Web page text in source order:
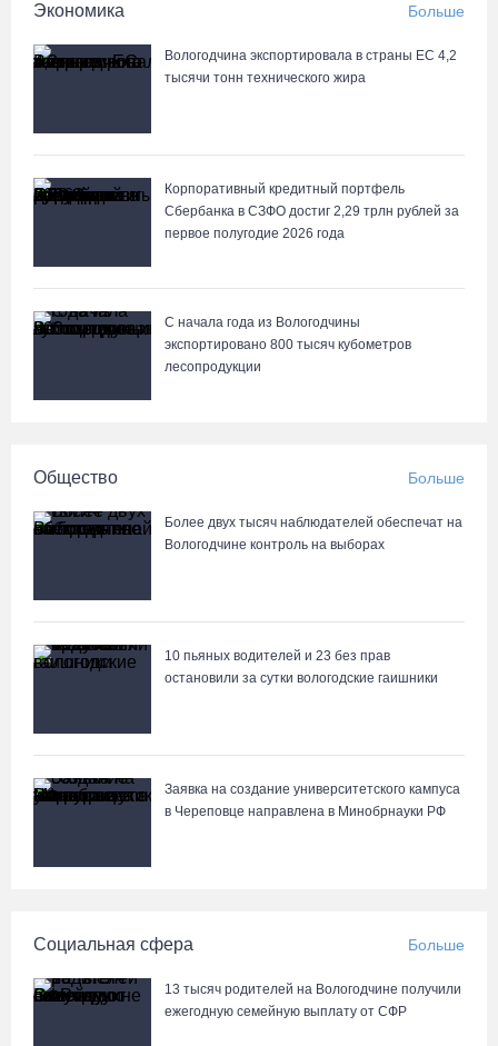
Экономика Больше
Вологодчина экспортировала в страны ЕС 4,2
тысячи тонн технического жира
Корпоративный кредитный портфель
Сбербанка в СЗФО достиг 2,29 трлн рублей за
первое полугодие 2026 года
С начала года из Вологодчины
экспортировано 800 тысяч кубометров
лесопродукции
Общество Больше
Более двух тысяч наблюдателей обеспечат на
Вологодчине контроль на выборах
10 пьяных водителей и 23 без прав
остановили за сутки вологодские гаишники
Заявка на создание университетского кампуса
в Череповце направлена в Минобрнауки РФ
Социальная сфера Больше
13 тысяч родителей на Вологодчине получили
ежегодную семейную выплату от СФР